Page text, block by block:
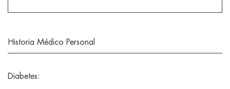
Historia Médico Personal
Diabetes: